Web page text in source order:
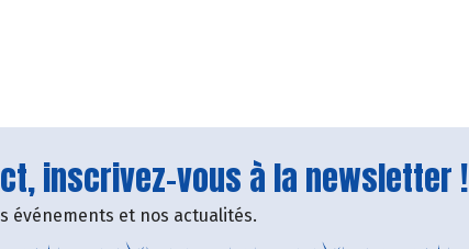
inscrivez-vous à la newsletter !
événements et nos actualités.